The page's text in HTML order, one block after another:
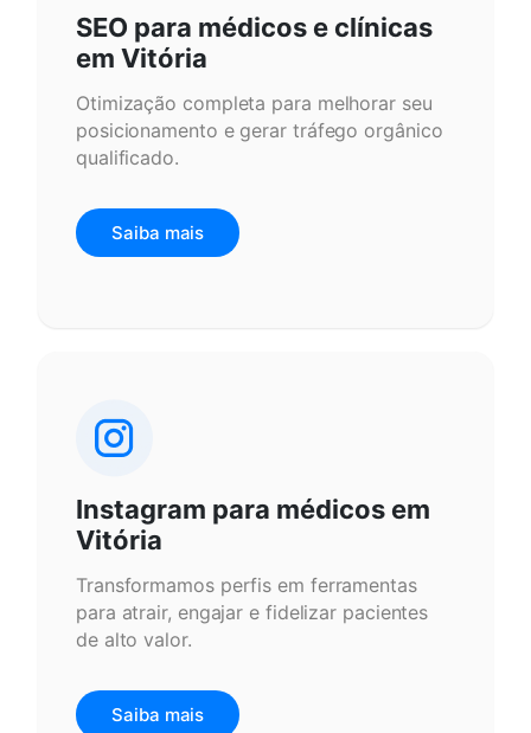
SEO para médicos e clínicas
em Vitória
Otimização completa para melhorar seu
posicionamento e gerar tráfego orgânico
qualificado.
Saiba mais
Instagram para médicos em
Vitória
Transformamos perfis em ferramentas
para atrair, engajar e fidelizar pacientes
de alto valor.
Saiba mais